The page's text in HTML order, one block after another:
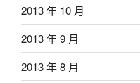
2013 年 10 月
2013 年 9 月
2013 年 8 月